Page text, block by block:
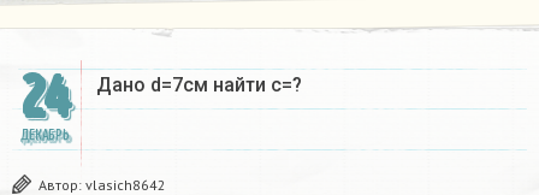
24
ДЕКАБРЬ
Дано d=7см найти с=?​
Автор: vlasich8642